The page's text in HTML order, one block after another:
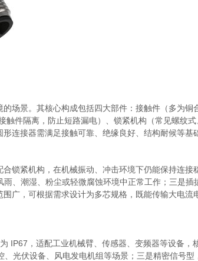
场景。其核心构成包括四大部件：接触件（多为铜
件隔离，防止短路漏电）、锁紧机构（常见螺纹
连接器需满足接触可靠、绝缘良好、结构耐候等基
锁紧机构，在机械振动、冲击环境下仍能保持连接
、潮湿、粉尘或轻微腐蚀环境中正常工作；三是插
广，可根据需求设计为多芯规格，既能传输大电流
IP67，适配工业机械臂、传感器、变频器等设备，
光伏设备、风电发电机组等场景；三是精密信号型